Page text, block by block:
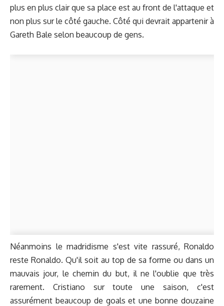
plus en plus clair que sa place est au front de l'attaque et
non plus sur le côté gauche. Côté qui devrait appartenir à
Gareth Bale selon beaucoup de gens.
Néanmoins le madridisme s'est vite rassuré, Ronaldo
reste Ronaldo. Qu'il soit au top de sa forme ou dans un
mauvais jour, le chemin du but, il ne l'oublie que très
rarement. Cristiano sur toute une saison, c'est
assurément beaucoup de goals et une bonne douzaine